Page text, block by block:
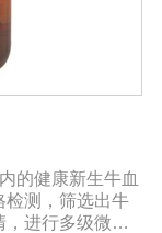
的健康新生牛血
检测，筛选出牛
进行多级微孔